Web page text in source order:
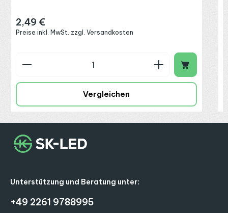
Regulärer Preis:
2,49 €
Preise inkl. MwSt. zzgl. Versandkosten
Produkt Anzahl: Gib den gewünschten Wert
Vergleichen
Unterstützung und Beratung unter:
+49 2261 9788995